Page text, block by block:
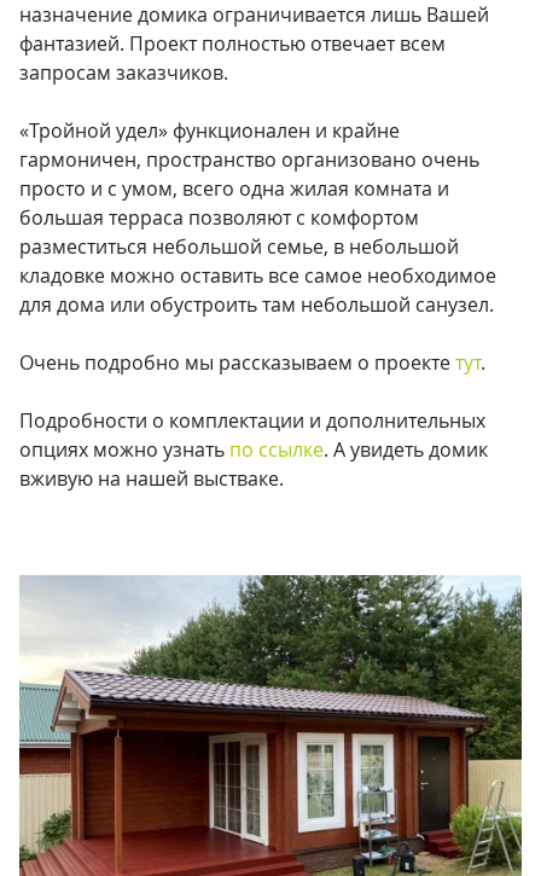
назначение домика ограничивается лишь Вашей
фантазией. Проект полностью отвечает всем
запросам заказчиков.
«Тройной удел» функционален и крайне
гармоничен, пространство организовано очень
просто и с умом, всего одна жилая комната и
большая терраса позволяют с комфортом
разместиться небольшой семье, в небольшой
кладовке можно оставить все самое необходимое
для дома или обустроить там небольшой санузел.
Очень подробно мы рассказываем о проектетут.
Подробности о комплектации и дополнительных
опциях можно узнать по ссылке. А увидеть домик
вживую на нашей выстваке.